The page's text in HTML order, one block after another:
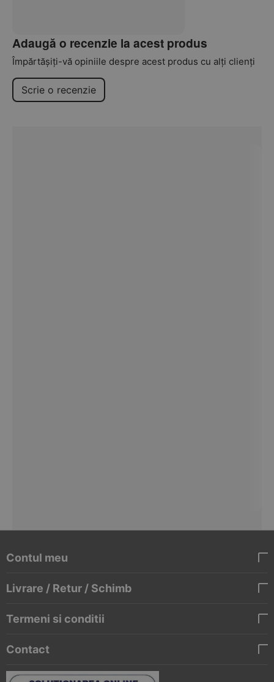
Adaugă o recenzie la acest produs
Împărtășiți-vă opiniile despre acest produs cu alți clienți
Scrie o recenzie
Contul meu
Livrare / Retur / Schimb
Termeni si conditii
Contact